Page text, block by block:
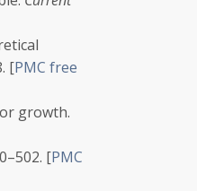
[PMC free
growth.
[PMC